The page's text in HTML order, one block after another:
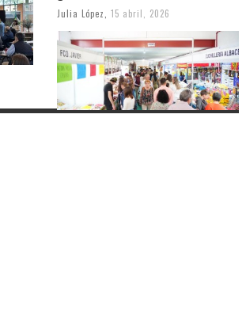
Julia López 15 abril, 2026